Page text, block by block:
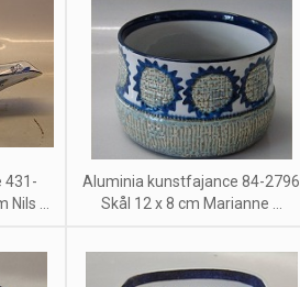
431-
...
Aluminia kunstfajance 84-2796
Skål 12 x 8 cm Marianne ...